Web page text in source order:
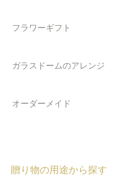
フラワーギフト
ガラスドームのアレンジ
オーダーメイド
贈り物の用途から探す